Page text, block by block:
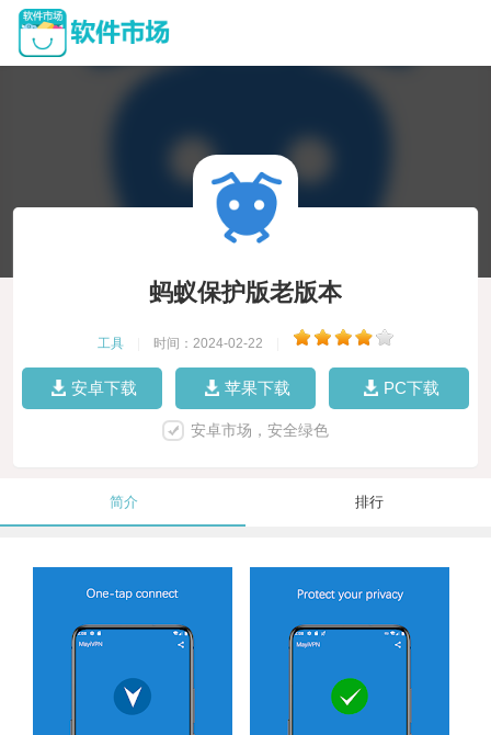
蚂蚁保护版老版本
工具 时间：2024-02-22
安卓下载 苹果下载 PC下载
安卓市场，安全绿色
简介 排行